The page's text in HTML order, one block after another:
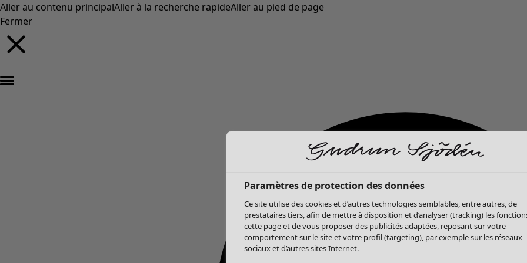
Aller au contenu principalAller à la recherche rapideAller au pied de page
Fermer
Paramètres de protection des données
Ce site utilise des cookies et d’autres technologies semblables, entre autres, de
prestataires tiers, afin de mettre à disposition et d’analyser (tracking) les
cette page et de vous proposer des publicités adaptées, reposant sur votre
comportement sur le site et votre profil (targeting), par exemple sur les réseaux
sociaux et d’autres sites Internet.